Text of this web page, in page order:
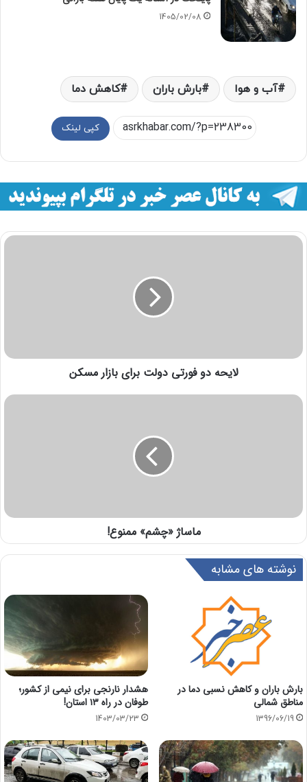
1405/02/08
آب و هوا بارش باران کاهش دما
کپی لینک
لایحه دو فورتی دولت برای بازار مسکن
ماساژ «چشم» ممنوع!
نوشته های مشابه
بارش باران و کاهش نسبی دما در
مناطق شمالی
1396/06/19
هشدار نارنجی برای نیمی از کشور؛
طوفان در راه ۱۳ استان!
1403/03/23